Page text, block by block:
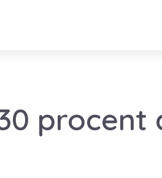
procent